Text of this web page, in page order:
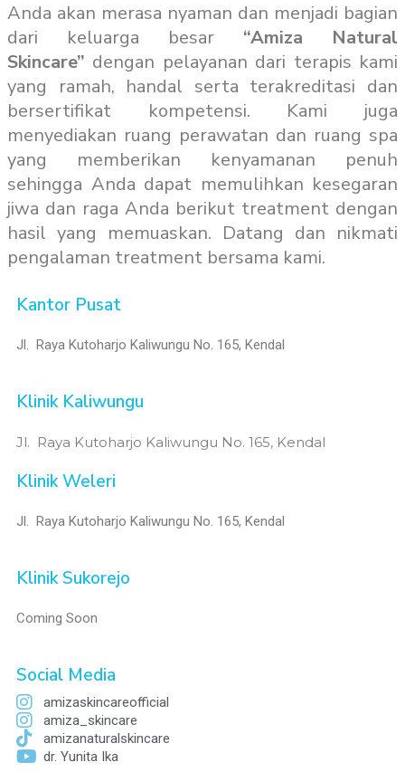
Anda akan merasa nyaman dan menjadi bagian
dari keluarga besar “Amiza Natural
Skincare” dengan pelayanan dari terapis kami
yang ramah, handal serta terakreditasi dan
bersertifikat kompetensi. Kami juga
menyediakan ruang perawatan dan ruang spa
yang memberikan kenyamanan penuh
sehingga Anda dapat memulihkan kesegaran
jiwa dan raga Anda berikut treatment dengan
hasil yang memuaskan. Datang dan nikmati
pengalaman treatment bersama kami.
Kantor Pusat
Jl. Raya Kutoharjo Kaliwungu No. 165, Kendal
Klinik Kaliwungu
Jl. Raya Kutoharjo Kaliwungu No. 165, Kendal
Klinik Weleri
Jl. Raya Kutoharjo Kaliwungu No. 165, Kendal
Klinik Sukorejo
Coming Soon
Social Media
amizaskincareofficial
amiza_skincare
amizanaturalskincare
dr. Yunita Ika